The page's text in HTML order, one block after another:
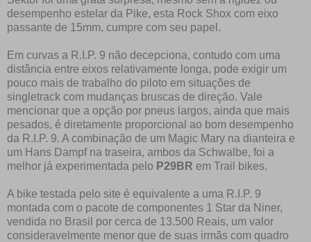
desempenho estelar da Pike, esta Rock Shox com eixo
passante de 15mm, cumpre com seu papel.
Em curvas a R.I.P. 9 não decepciona, contudo com uma
distância entre eixos relativamente longa, pode exigir um
pouco mais de trabalho do piloto em situações de
singletrack com mudanças bruscas de direção. Vale
mencionar que a opção por pneus largos, ainda que mais
pesados, é diretamente proporcional ao bom desempenho
da R.I.P. 9. A combinação de um Magic Mary na dianteira e
um Hans Dampf na traseira, ambos da Schwalbe, foi a
melhor já experimentada pelo P29BR em Trail bikes.
A bike testada pelo site é equivalente a uma R.I.P. 9
montada com o pacote de componentes 1 Star da Niner,
vendida no Brasil por cerca de 13.500 Reais, um valor
consideravelmente menor que de suas irmãs com quadro